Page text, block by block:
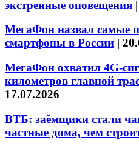
экстренные оповещения |
МегаФон назвал самые
смартфоны в России |
МегаФон охватил 4G-
километров главной
17.07.2026
ВТБ: заёмщики стали
частные дома, чем